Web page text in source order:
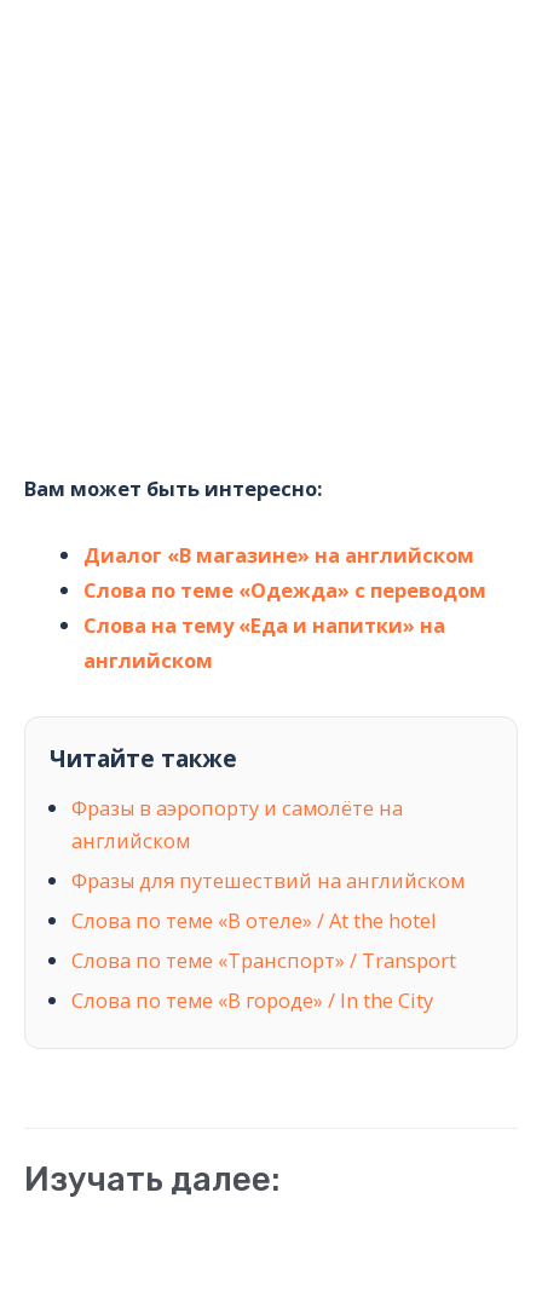
Вам может быть интересно:
Диалог «В магазине» на английском
Слова по теме «Одежда» с переводом
Слова на тему «Еда и напитки» на
английском
Читайте также
Фразы в аэропорту и самолёте на
английском
Фразы для путешествий на английском
Слова по теме «В отеле» / At the hotel
Слова по теме «Транспорт» / Transport
Слова по теме «В городе» / In the City
Изучать далее: